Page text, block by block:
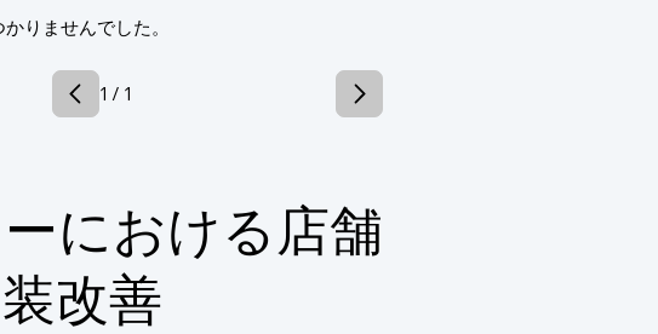
りませんでした。
1 / 1
における店舗
改善